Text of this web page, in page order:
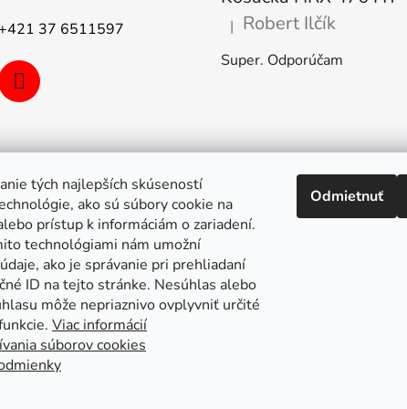
tých najlepších skúseností
ako sú súbory cookie na
prístup k informáciám o zariadení.
technológiami nám umožní
ako je správanie pri prehliadaní
ID na tejto stránke. Nesúhlas alebo
môže nepriaznivo ovplyvniť určité
Viac informácií
súborov cookies
Odmietnuť
37 6511597 Hodnotenie produktu je 5 z
| Robert Ilčík
Super. Odporúčam